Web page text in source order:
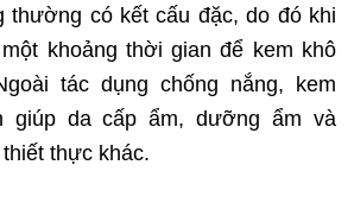
thường có kết cấu đặc, do đó khi
khoảng thời gian để kem khô
tác dụng chống nắng, kem
giúp da cấp ẩm, dưỡng ẩm và
thực khác.